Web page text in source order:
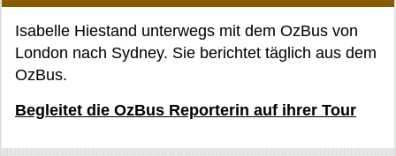
Isabelle Hiestand unterwegs mit dem OzBus von
London nach Sydney. Sie berichtet täglich aus dem
OzBus.
Begleitet die OzBus Reporterin auf ihrer Tour